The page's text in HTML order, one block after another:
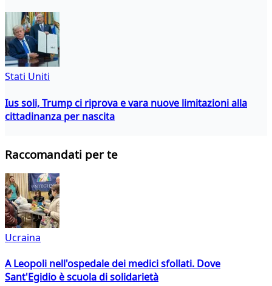
Stati Uniti
Ius soli, Trump ci riprova e vara nuove limitazioni alla
cittadinanza per nascita
Raccomandati per te
Ucraina
A Leopoli nell'ospedale dei medici sfollati. Dove
Sant'Egidio è scuola di solidarietà